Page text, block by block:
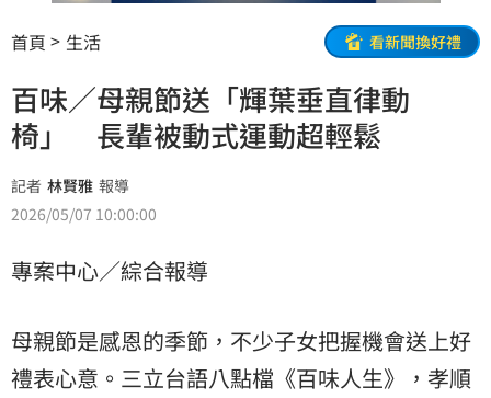
首頁 生活 看新聞換好禮
百味／母親節送「輝葉垂直律動
椅」 長輩被動式運動超輕鬆
記者 林賢雅 報導
2026/05/07 10:00:00
專案中心／綜合報導
母親節是感恩的季節，不少子女把握機會送上好
禮表心意。三立台語八點檔《百味人生》，孝順